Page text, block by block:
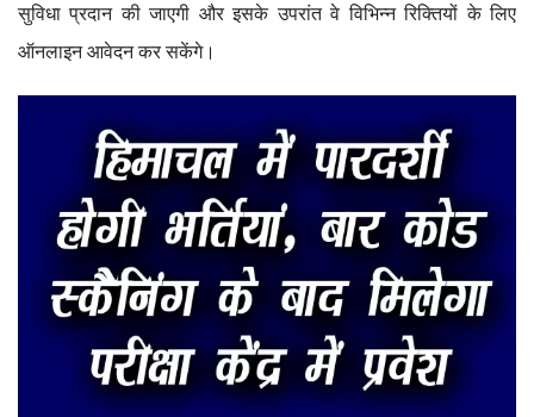
सुविधा प्रदान की जाएगी और इसके उपरांत वे विभिन्न रिक्तियों के लिए
ऑनलाइन आवेदन कर सकेंगे।